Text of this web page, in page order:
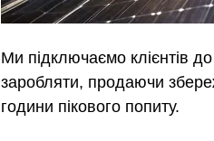
Ми підключаємо клієнтів до
заробляти, продаючи
години пікового попиту.